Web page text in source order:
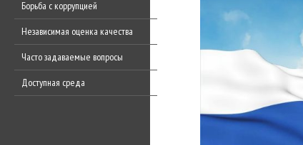
Борьба с коррупцией
Независимая оценка качества
Часто задаваемые вопросы
Доступная среда